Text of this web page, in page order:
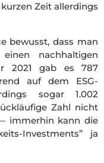
Zeit allerdings
bewusst, dass man
nachhaltigen
2021 gab es 787
auf dem ESG-
sogar 1.002
Zahl nicht
immerhin kann die
Investments” ja